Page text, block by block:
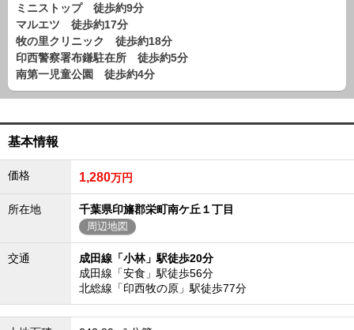
ミニストップ 徒歩約9分
マルエツ 徒歩約17分
牧の里クリニック 徒歩約18分
印西警察署布鎌駐在所 徒歩約5分
南第一児童公園 徒歩約4分
基本情報
価格 1,280万円
所在地 千葉県印旛郡栄町南ケ丘１丁目
周辺地図
交通
成田線「小林」駅徒歩20分
成田線「安食」駅徒歩56分
北総線「印西牧の原」駅徒歩77分
路線から探す
中古一戸建
エリアから探す
路線から探す
マンション
エリアから探す
路線から探す
エリアから物件検索
松戸･柏方面エリア
松戸･柏方面エリアのマンション